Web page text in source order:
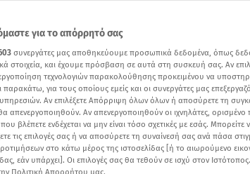
για 58 καλεσμένους
για το απόρρητό σας
συνεργάτες μας αποθηκεύουμε προσωπικά δεδομένα, όπως
στοιχεία, και έχουμε πρόσβαση σε αυτά στη συσκευή σας. Αν
τεχνολογιών παρακολούθησης προκειμένου να
παρακάτω, για τους οποίους εμείς και οι συνεργάτες μας
Αν επιλέξετε Απόρριψη όλων όλων ή αποσύρετε τη
απενεργοποιηθούν. Αν απενεργοποιηθούν οι ιχνηλάτες, ορισμένο
βλέπετε ενδέχεται να μην είναι τόσο σχετικές με εσάς.
τις επιλογές σας ή να αποσύρετε τη συναίνεσή σας ανά πάσα
στο κάτω μέρος της ιστοσελίδας [ή το αιωρούμενο
εάν υπάρχει]. Οι επιλογές σας θα τεθούν σε ισχύ στον
Πολιτική Απορρήτου μας.